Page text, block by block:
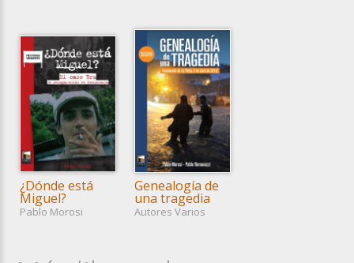
¿Dónde está
Miguel?
Pablo Morosi
Genealogía de
una tragedia
Autores Varios